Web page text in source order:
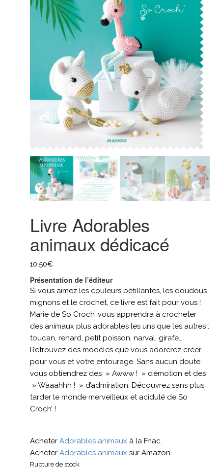
Livre Adorables
animaux dédicacé
10,50€
Présentation de l’éditeur
Si vous aimez les couleurs pétillantes, les doudous
mignons et le crochet, ce livre est fait pour vous !
Marie de So Croch’ vous apprendra à crocheter
des animaux plus adorables les uns que les autres :
toucan, renard, petit poisson, narval, girafe…
Retrouvez des modèles que vous adorerez créer
pour vous et votre entourage. Sans aucun doute,
vous obtiendrez des » Awww ! » d’émotion et des
» Waaahhh ! » d’admiration. Découvrez sans plus
tarder le monde merveilleux et acidulé de So
Croch’ !
Acheter Adorables animaux à la Fnac.
Acheter Adorables animaux sur Amazon.
Rupture de stock